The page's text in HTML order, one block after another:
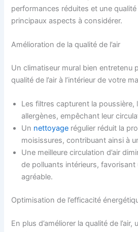
performances réduites et une qualité
principaux aspects à considérer.
Amélioration de la qualité de l’air
Un climatiseur mural bien entretenu
qualité de l’air à l’intérieur de votre
Les filtres capturent la poussière,
allergènes, empêchant leur
Un nettoyage régulier réduit la
moisissures, contribuant ainsi à
Une meilleure circulation d’air
de polluants intérieurs,
agréable.
Optimisation de l’efficacité
En plus d’améliorer la qualité de